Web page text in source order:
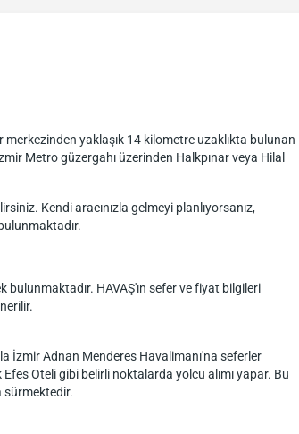
yaklaşık 14 kilometre uzaklıkta bulunan
Metro güzergahı üzerinden Halkpınar veya Hilal
Kendi aracınızla gelmeyi planlıyorsanız,
bulunmaktadır. HAVAŞ'ın sefer ve fiyat bilgileri
İzmir Adnan Menderes Havalimanı'na seferler
Oteli gibi belirli noktalarda yolcu alımı yapar. Bu
sürmektedir.